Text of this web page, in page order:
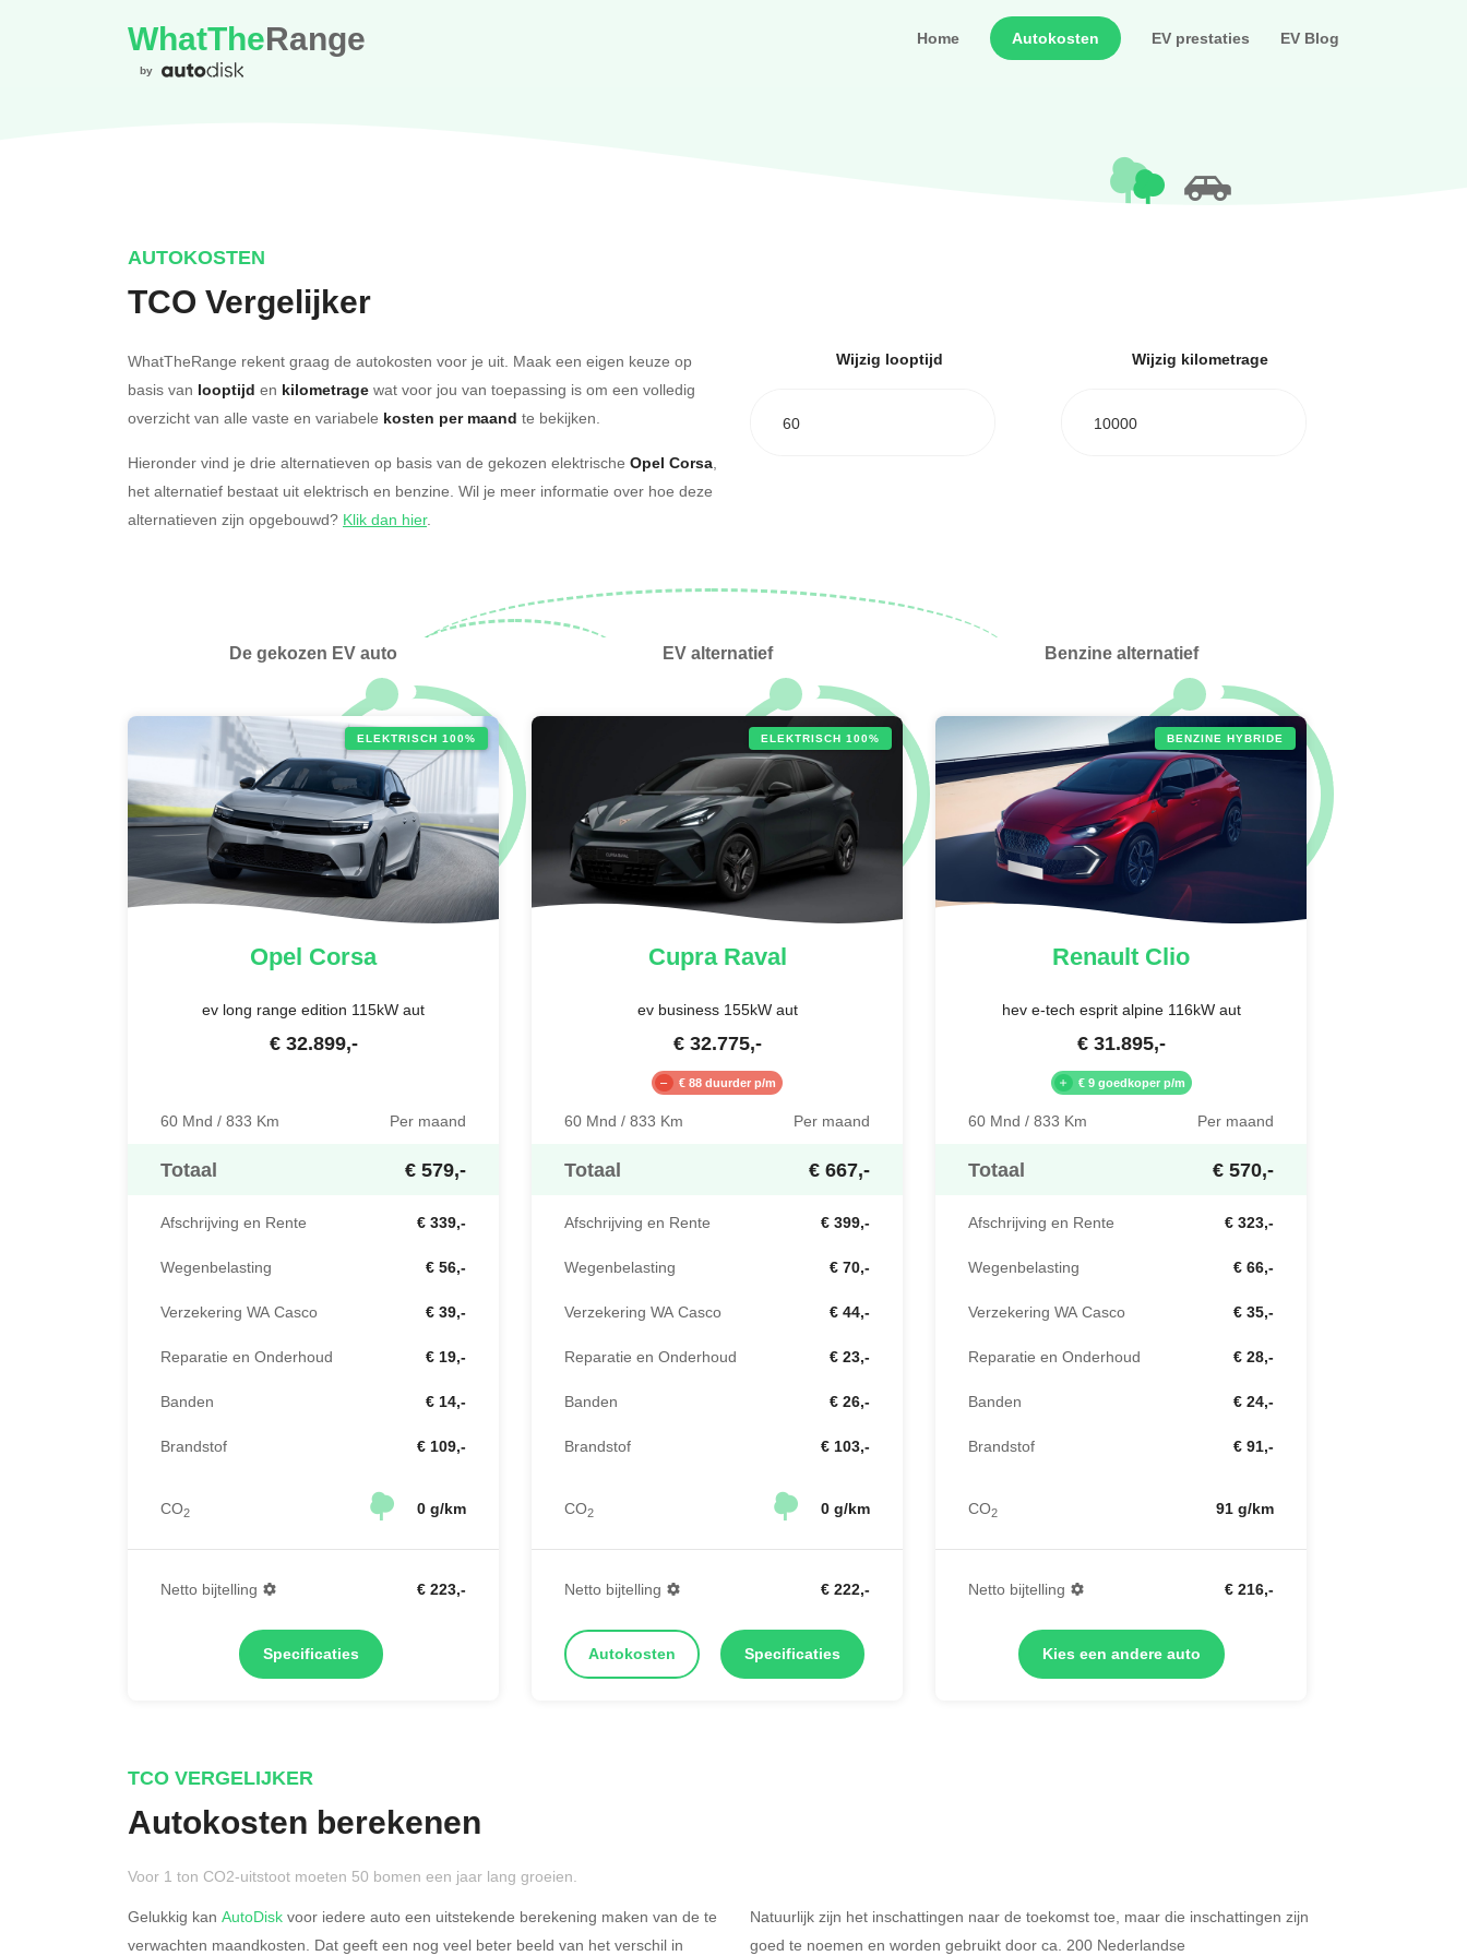
WhatTheRange
by
Home Autokosten EV prestaties EV Blog
AUTOKOSTEN
TCO Vergelijker
WhatTheRange rekent graag de autokosten voor je uit. Maak een eigen keuze op
basis van looptijd en kilometrage wat voor jou van toepassing is om een volledig
overzicht van alle vaste en variabele kosten per maand te bekijken.
Hieronder vind je drie alternatieven op basis van de gekozen elektrische Opel Corsa,
het alternatief bestaat uit elektrisch en benzine. Wil je meer informatie over hoe deze
alternatieven zijn opgebouwd? Klik dan hier.
Wijzig looptijd
60
Wijzig kilometrage
10000
De gekozen EV auto
ELEKTRISCH 100%
Opel Corsa
ev long range edition 115kW aut
€ 32.899,-
60 Mnd / 833 Km Per maand
Totaal € 579,-
Afschrijving en Rente € 339,-
Wegenbelasting € 56,-
Verzekering WA Casco € 39,-
Reparatie en Onderhoud € 19,-
Banden € 14,-
Brandstof € 109,-
CO2 0 g/km
Netto bijtelling € 223,-
Specificaties
EV alternatief
ELEKTRISCH 100%
CupraRaval
ev business 155kW aut
€ 32.775,-
€ 88 duurder p/m
60 Mnd / 833 Km Per maand
Totaal € 667,-
Afschrijving en Rente € 399,-
Wegenbelasting € 70,-
Verzekering WA Casco € 44,-
Reparatie en Onderhoud € 23,-
Banden € 26,-
Brandstof € 103,-
CO2 0 g/km
Netto bijtelling € 222,-
Autokosten Specificaties
Benzine alternatief
BENZINE HYBRIDE
Renault Clio
hev e-tech esprit alpine 116kW aut
€ 31.895,-
€ 9 goedkoper p/m
60 Mnd / 833 Km Per maand
Totaal € 570,-
Afschrijving en Rente € 323,-
Wegenbelasting € 66,-
Verzekering WA Casco € 35,-
Reparatie en Onderhoud € 28,-
Banden € 24,-
Brandstof € 91,-
CO2 91 g/km
Netto bijtelling € 216,-
Kies een andere auto
Merken op basis van segment
TCO VERGELIJKER
Autokosten berekenen
Voor 1 ton CO2-uitstoot moeten 50 bomen een jaar lang groeien.
Gelukkig kan AutoDisk voor iedere auto een uitstekende berekening maken van de te
verwachten maandkosten. Dat geeft een nog veel beter beeld van het verschil in
Natuurlijk zijn het inschattingen naar de toekomst toe, maar die inschattingen zijn
goed te noemen en worden gebruikt door ca. 200 Nederlandse